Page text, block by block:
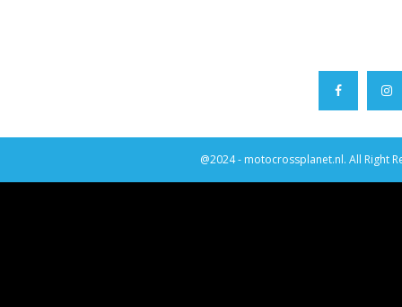
@2024 - motocrossplanet.nl. All Right